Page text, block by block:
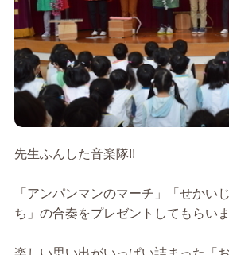
先生ふんした音楽隊!!
「アンパンマンのマーチ」「せかい
ち」の合奏をプレゼントしてもらいま